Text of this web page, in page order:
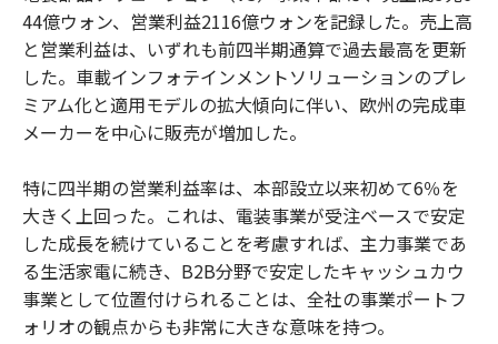
44億ウォン、営業利益2116億ウォンを記録した。売上高
と営業利益は、いずれも前四半期通算で過去最高を更新
した。車載インフォテインメントソリューションのプレ
ミアム化と適用モデルの拡大傾向に伴い、欧州の完成車
メーカーを中心に販売が増加した。
特に四半期の営業利益率は、本部設立以来初めて6％を
大きく上回った。これは、電装事業が受注ベースで安定
した成長を続けていることを考慮すれば、主力事業であ
る生活家電に続き、B2B分野で安定したキャッシュカウ
事業として位置付けられることは、全社の事業ポートフ
ォリオの観点からも非常に大きな意味を持つ。